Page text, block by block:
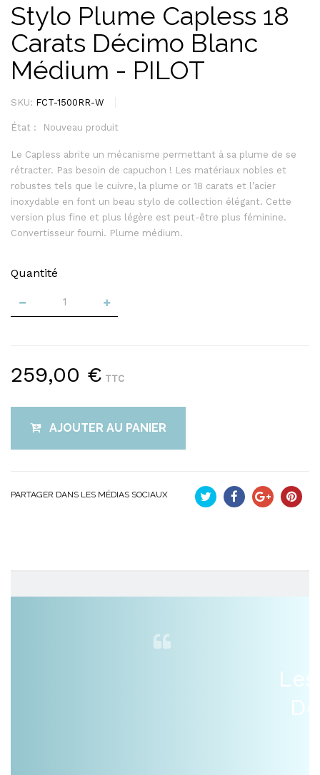
Stylo Plume Capless 18
Carats Décimo Blanc
Médium - PILOT
SKU: FCT-1500RR-W
État : Nouveau produit
Le Capless abrite un mécanisme permettant à sa plume de se
rétracter. Pas besoin de capuchon ! Les matériaux nobles et
robustes tels que le cuivre, la plume or 18 carats et l’acier
inoxydable en font un beau stylo de collection élégant. Cette
version plus fine et plus légère est peut-être plus féminine.
Convertisseur fourni. Plume médium.
Quantité
259,00 € TTC
AJOUTER AU PANIER
PARTAGER DANS LES MÉDIAS SOCIAUX